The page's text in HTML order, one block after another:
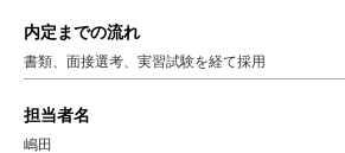
内定までの流れ
書類、面接選考、実習試験を経て採用
担当者名
嶋田